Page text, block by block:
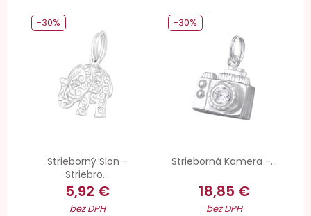
Strieborný Slon -
Striebro...
5,92 €
bez DPH
-30%
Strieborná Kamera -...
18,85 €
bez DPH
-30%